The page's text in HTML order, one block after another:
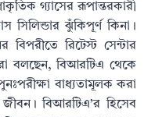
গ্যাসের রূপান্তরকারী
সিলিন্ডার ঝুঁকিপূর্ণ কিনা।
বিপরীতে রিটেস্ট সেন্টার
বলছেন, বিআরটিএ থেকে
বাধ্যতামূলক করা
বিআরটিএ’র হিসেব